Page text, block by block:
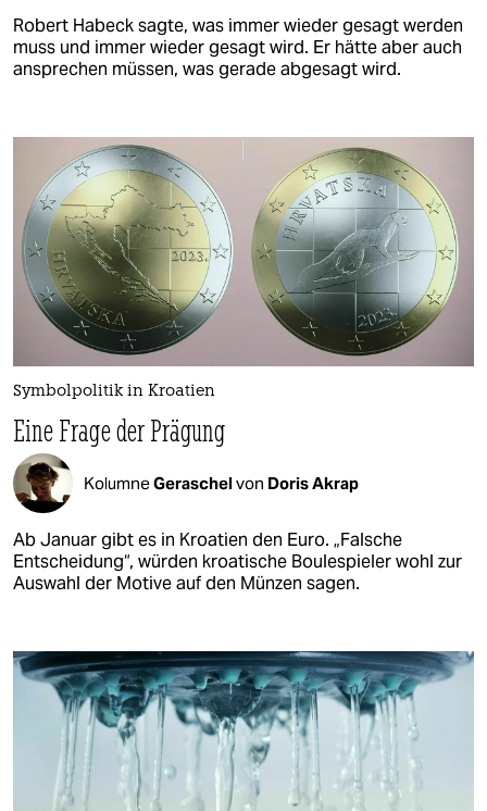
Robert Habeck sagte, was immer wieder gesagt werden
muss und immer wieder gesagt wird. Er hätte aber auch
ansprechen müssen, was gerade abgesagt wird.
Symbolpolitik in Kroatien
Eine Frage der Prägung
KolumneGeraschelvon Doris Akrap
Ab Januar gibt es in Kroatien den Euro. „Falsche
Entscheidung“, würden kroatische Boulespieler wohl zur
Auswahl der Motive auf den Münzen sagen.